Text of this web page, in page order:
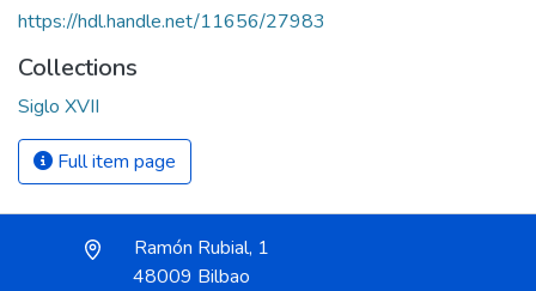
https://hdl.handle.net/11656/27983
Collections
Siglo XVII
Full item page
Ramón Rubial, 1
48009 Bilbao